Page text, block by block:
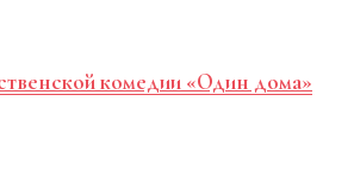
комедии «Один дома»